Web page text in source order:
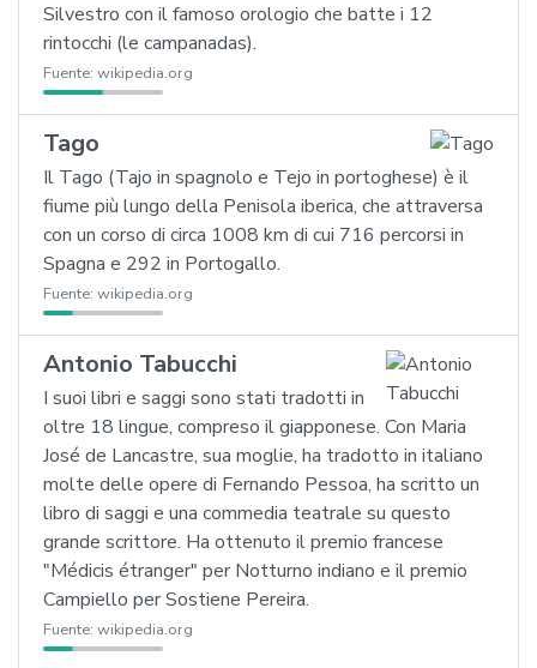
Silvestro con il famoso orologio che batte i 12
rintocchi (le campanadas).
Fuente: wikipedia.org
Tago
Il Tago (Tajo in spagnolo e Tejo in portoghese) è il
fiume più lungo della Penisola iberica, che attraversa
con un corso di circa 1008 km di cui 716 percorsi in
Spagna e 292 in Portogallo.
Fuente: wikipedia.org
Antonio Tabucchi
I suoi libri e saggi sono stati tradotti in
oltre 18 lingue, compreso il giapponese. Con Maria
José de Lancastre, sua moglie, ha tradotto in italiano
molte delle opere di Fernando Pessoa, ha scritto un
libro di saggi e una commedia teatrale su questo
grande scrittore. Ha ottenuto il premio francese
"Médicis étranger" per Notturno indiano e il premio
Campiello per Sostiene Pereira.
Fuente: wikipedia.org